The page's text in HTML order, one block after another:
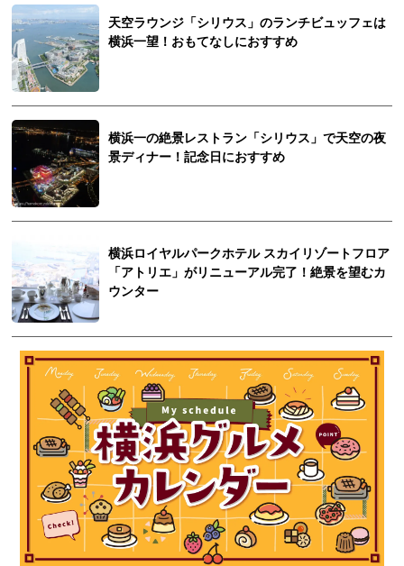
天空ラウンジ「シリウス」のランチビュッフェは
横浜一望！おもてなしにおすすめ
横浜一の絶景レストラン「シリウス」で天空の夜
景ディナー！記念日におすすめ
横浜ロイヤルパークホテル スカイリゾートフロア
「アトリエ」がリニューアル完了！絶景を望むカ
ウンター